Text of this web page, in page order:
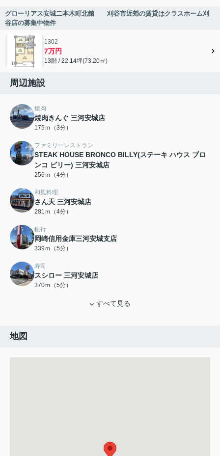
グローリアス安城二本木町北館 刈谷市近郊の賃貸はクラスホーム刈
谷店の募集中物件
1302
7万円
13階 / 22.14坪(73.20㎡)
周辺施設
焼肉
焼肉きんぐ 三河安城店
175ｍ（3分）
ファミリーレストラン
STEAK HOUSE BRONCO BILLY(ステーキ ハウス ブロ
ンコ ビリー) 三河安城店
256ｍ（4分）
和風料理
さん天 三河安城店
281ｍ（4分）
銀行
岡崎信用金庫三河安城支店
339ｍ（5分）
寿司
スシロー 三河安城店
370ｍ（5分）
すべて見る
地図